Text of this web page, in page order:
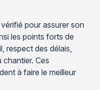
pour assurer son
les points forts de
respect des délais,
Ces
à faire le meilleur